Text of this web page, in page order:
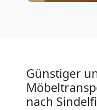
Günstiger
nach